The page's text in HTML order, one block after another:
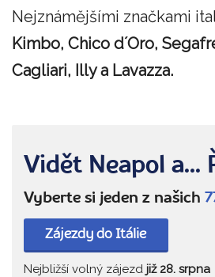
Nejznámějšími značkami
Kimbo, Chico d´Oro,
Cagliari, Illy a Lavazza.
Vidět Neapol a...
Vyberte si jeden z našich
Zájezdy do Itálie
Nejbližší volný zájezd již 28. srpna